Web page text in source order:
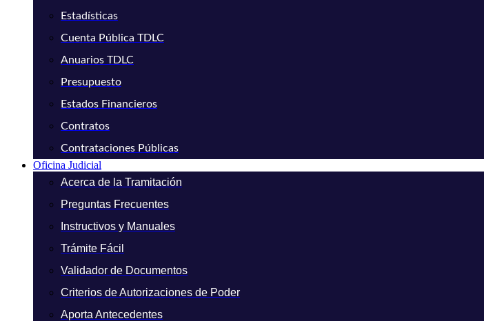
Estadísticas
Cuenta Pública TDLC
Anuarios TDLC
Presupuesto
Estados Financieros
Contratos
Contrataciones Públicas
Oficina Judicial
Acerca de la Tramitación
Preguntas Frecuentes
Instructivos y Manuales
Trámite Fácil
Validador de Documentos
Criterios de Autorizaciones de Poder
Aporta Antecedentes